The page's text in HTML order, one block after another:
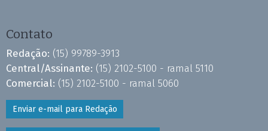
Contato
Redação: (15) 99789-3913
Central/Assinante: (15) 2102-5100 - ramal 5110
Comercial: (15) 2102-5100 - ramal 5060
Enviar e-mail para Redação